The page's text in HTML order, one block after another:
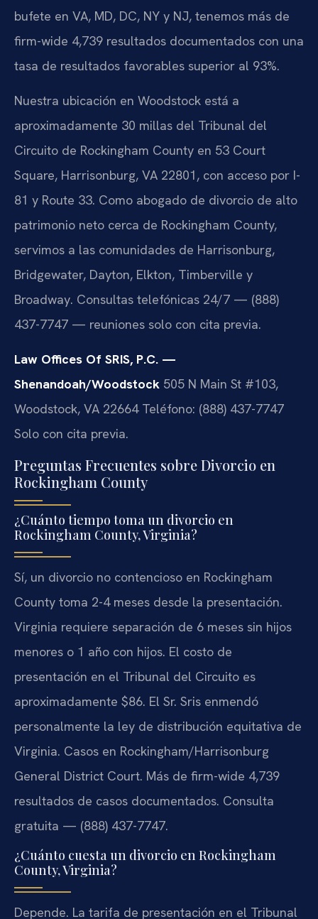
bufete en VA, MD, DC, NY y NJ, tenemos más de
firm-wide 4,739 resultados documentados con una
tasa de resultados favorables superior al 93%.
Nuestra ubicación en Woodstock está a
aproximadamente 30 millas del Tribunal del
Circuito de Rockingham County en 53 Court
Square, Harrisonburg, VA 22801, con acceso por I-
81 y Route 33. Como abogado de divorcio de alto
patrimonio neto cerca de Rockingham County,
servimos a las comunidades de Harrisonburg,
Bridgewater, Dayton, Elkton, Timberville y
Broadway. Consultas telefónicas 24/7 — (888)
437-7747 — reuniones solo con cita previa.
Law Offices Of SRIS, P.C. —
Shenandoah/Woodstock 505 N Main St #103,
Woodstock, VA 22664Teléfono: (888) 437-7747
Solo con cita previa.
Preguntas Frecuentes sobre Divorcio en
Rockingham County
¿Cuánto tiempo toma un divorcio en
Rockingham County, Virginia?
Sí, un divorcio no contencioso en Rockingham
County toma 2-4 meses desde la presentación.
Virginia requiere separación de 6 meses sin hijos
menores o 1 año con hijos. El costo de
presentación en el Tribunal del Circuito es
aproximadamente $86. El Sr. Sris enmendó
personalmente la ley de distribución equitativa de
Virginia. Casos en Rockingham/Harrisonburg
General District Court. Más de firm-wide 4,739
resultados de casos documentados. Consulta
gratuita — (888) 437-7747.
¿Cuánto cuesta un divorcio en Rockingham
County, Virginia?
Depende. La tarifa de presentación en el Tribunal